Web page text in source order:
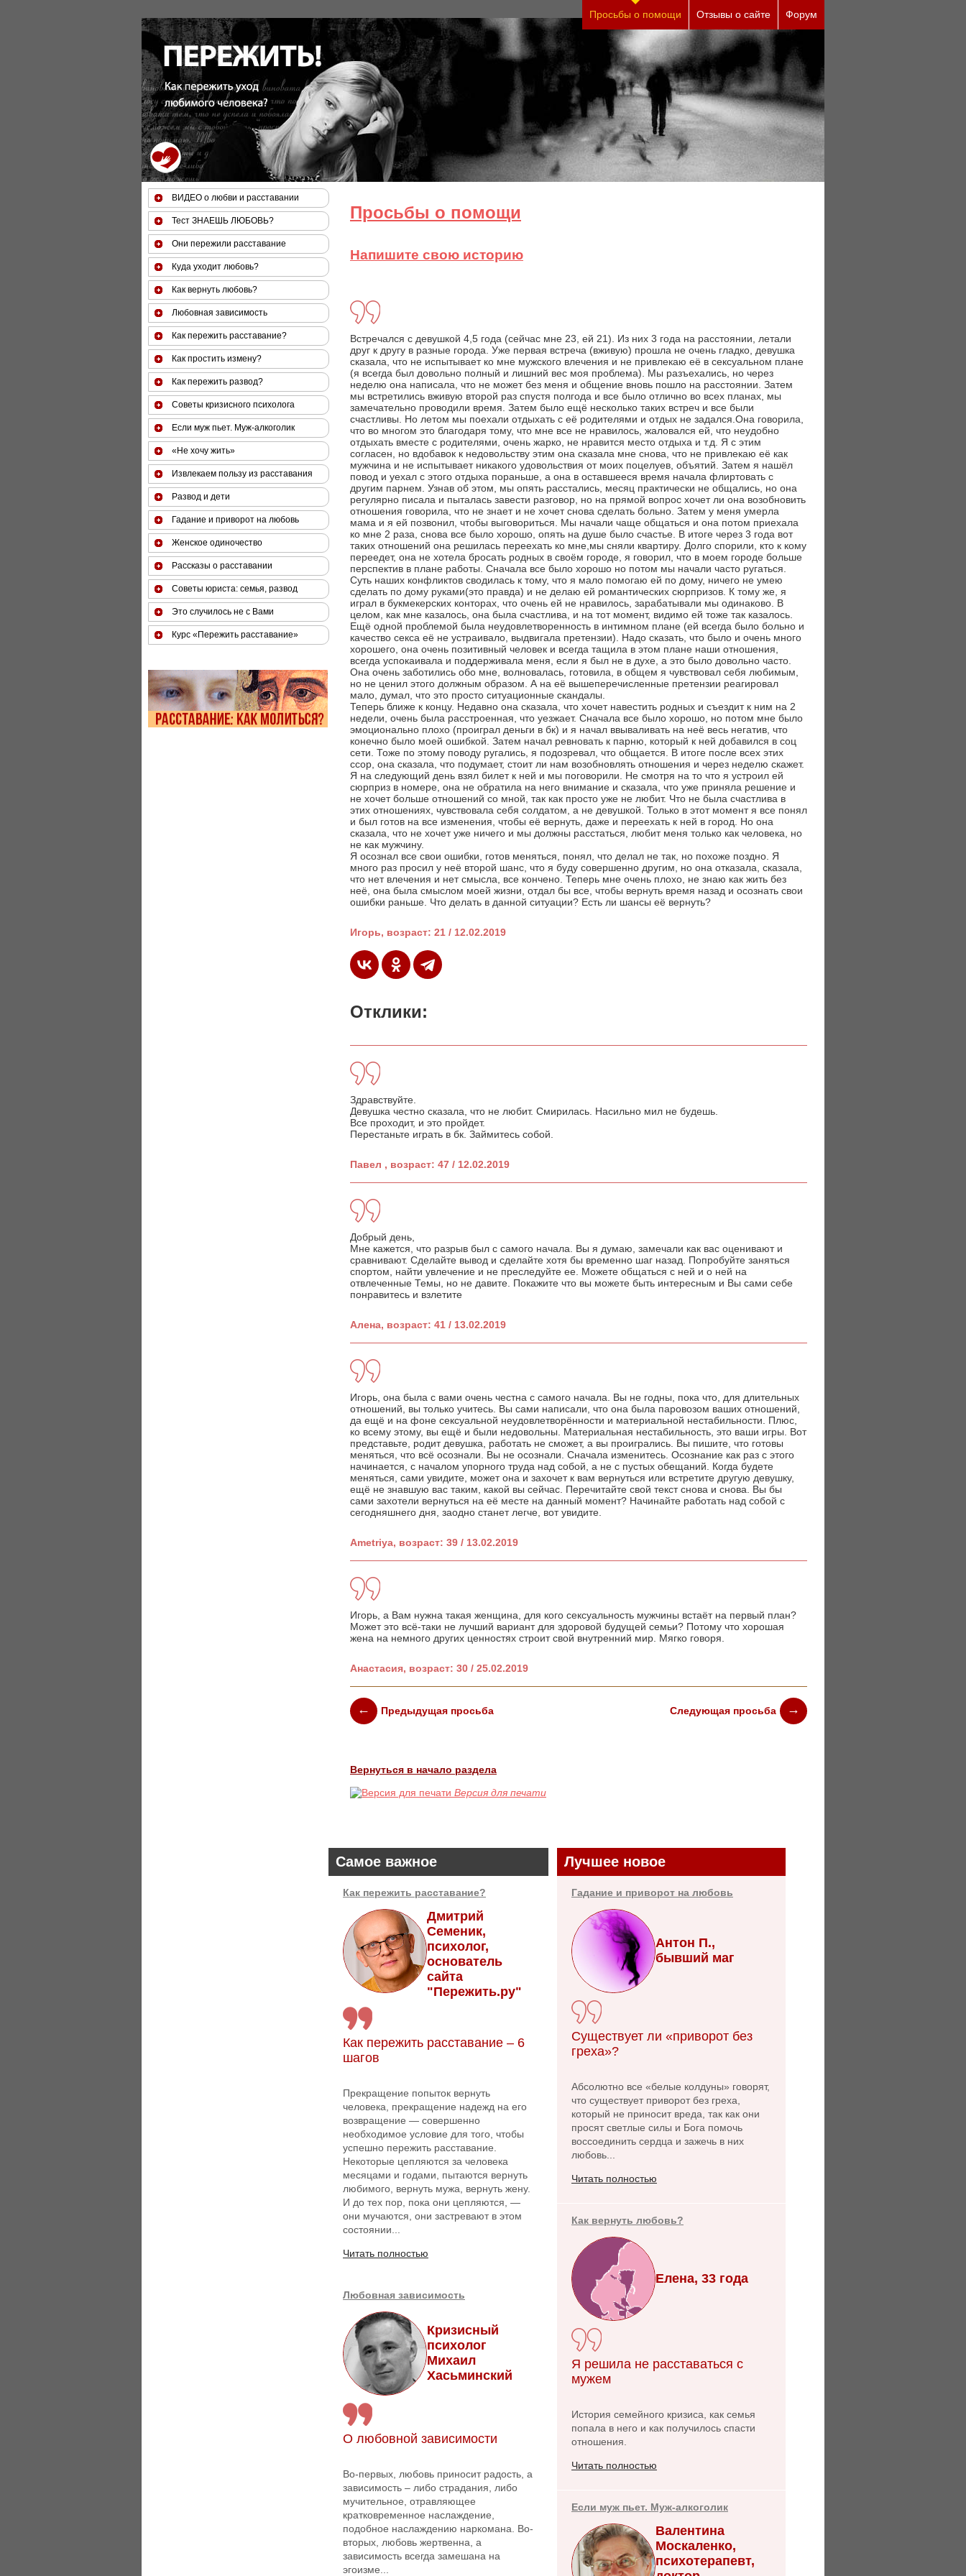
За 50 минут Вы можете оценить тяжесть своего состояния и его психологические причины (бесплатно)
Просьбы о помощи Отзывы о сайте Форум
Просьбы о помощи
Напишите свою историю
Встречался с девушкой 4,5 года (сейчас мне 23, ей 21). Из них 3 года на расстоянии, летали
друг к другу в разные города. Уже первая встреча (вживую) прошла не очень гладко, девушка
сказала, что не испытывает ко мне мужского влечения и не привлекаю её в сексуальном плане
(я всегда был довольно полный и лишний вес моя проблема). Мы разъехались, но через
неделю она написала, что не может без меня и общение вновь пошло на расстоянии. Затем
мы встретились вживую второй раз спустя полгода и все было отлично во всех планах, мы
замечательно проводили время. Затем было ещё несколько таких встреч и все были
счастливы. Но летом мы поехали отдыхать с её родителями и отдых не задался.Она говорила,
что во многом это благодаря тому, что мне все не нравилось, жаловался ей, что неудобно
отдыхать вместе с родителями, очень жарко, не нравится место отдыха и т.д. Я с этим
согласен, но вдобавок к недовольству этим она сказала мне снова, что не привлекаю её как
мужчина и не испытывает никакого удовольствия от моих поцелуев, объятий. Затем я нашёл
повод и уехал с этого отдыха пораньше, а она в оставшееся время начала флиртовать с
другим парнем. Узнав об этом, мы опять расстались, месяц практически не общались, но она
регулярно писала и пыталась завести разговор, но на прямой вопрос хочет ли она возобновить
отношения говорила, что не знает и не хочет снова сделать больно. Затем у меня умерла
мама и я ей позвонил, чтобы выговориться. Мы начали чаще общаться и она потом приехала
ко мне 2 раза, снова все было хорошо, опять на душе было счастье. В итоге через 3 года вот
таких отношений она решилась переехать ко мне,мы сняли квартиру. Долго спорили, кто к кому
переедет, она не хотела бросать родных в своём городе, я говорил, что в моем городе больше
перспектив в плане работы. Сначала все было хорошо но потом мы начали часто ругаться.
Суть наших конфликтов сводилась к тому, что я мало помогаю ей по дому, ничего не умею
сделать по дому руками(это правда) и не делаю ей романтических сюрпризов. К тому же, я
играл в букмекерских конторах, что очень ей не нравилось, зарабатывали мы одинаково. В
целом, как мне казалось, она была счастлива, и на тот момент, видимо ей тоже так казалось.
Ещё одной проблемой была неудовлетворенность в интимном плане (ей всегда было больно и
качество секса её не устраивало, выдвигала претензии). Надо сказать, что было и очень много
хорошего, она очень позитивный человек и всегда тащила в этом плане наши отношения,
всегда успокаивала и поддерживала меня, если я был не в духе, а это было довольно часто.
Она очень заботились обо мне, волновалась, готовила, в общем я чувствовал себя любимым,
но не ценил этого должным образом. А на её вышеперечисленные претензии реагировал
мало, думал, что это просто ситуационные скандалы.
Теперь ближе к концу. Недавно она сказала, что хочет навестить родных и съездит к ним на 2
недели, очень была расстроенная, что уезжает. Сначала все было хорошо, но потом мне было
эмоционально плохо (проиграл деньги в бк) и я начал ввываливать на неё весь негатив, что
конечно было моей ошибкой. Затем начал ревновать к парню, который к ней добавился в соц
сети. Тоже по этому поводу ругались, я подозревал, что общается. В итоге после всех этих
ссор, она сказала, что подумает, стоит ли нам возобновлять отношения и через неделю скажет.
Я на следующий день взял билет к ней и мы поговорили. Не смотря на то что я устроил ей
сюрприз в номере, она не обратила на него внимание и сказала, что уже приняла решение и
не хочет больше отношений со мной, так как просто уже не любит. Что не была счастлива в
этих отношениях, чувствовала себя солдатом, а не девушкой. Только в этот момент я все понял
и был готов на все изменения, чтобы её вернуть, даже и переехать к ней в город. Но она
сказала, что не хочет уже ничего и мы должны расстаться, любит меня только как человека, но
не как мужчину.
Я осознал все свои ошибки, готов меняться, понял, что делал не так, но похоже поздно. Я
много раз просил у неё второй шанс, что я буду совершенно другим, но она отказала, сказала,
что нет влечения и нет смысла, все кончено. Теперь мне очень плохо, не знаю как жить без
неё, она была смыслом моей жизни, отдал бы все, чтобы вернуть время назад и осознать свои
ошибки раньше. Что делать в данной ситуации? Есть ли шансы её вернуть?
Игорь, возраст: 21 / 12.02.2019
Отклики:
Здравствуйте.
Девушка честно сказала, что не любит. Смирилась. Насильно мил не будешь.
Все проходит, и это пройдет.
Перестаньте играть в бк. Займитесь собой.
Павел , возраст: 47 / 12.02.2019
Добрый день,
Мне кажется, что разрыв был с самого начала. Вы я думаю, замечали как вас оценивают и
сравнивают. Сделайте вывод и сделайте хотя бы временно шаг назад. Попробуйте заняться
спортом, найти увлечение и не преследуйте ее. Можете общаться с ней и о ней на
отвлеченные Темы, но не давите. Покажите что вы можете быть интересным и Вы сами себе
понравитесь и взлетите
Алена, возраст: 41 / 13.02.2019
Игорь, она была с вами очень честна с самого начала. Вы не годны, пока что, для длительных
отношений, вы только учитесь. Вы сами написали, что она была паровозом ваших отношений,
да ещё и на фоне сексуальной неудовлетворённости и материальной нестабильности. Плюс,
ко всему этому, вы ещё и были недовольны. Материальная нестабильность, это ваши игры. Вот
представьте, родит девушка, работать не сможет, а вы проигрались. Вы пишите, что готовы
меняться, что всё осознали. Вы не осознали. Сначала изменитесь. Осознание как раз с этого
начинается, с началом упорного труда над собой, а не с пустых обещаний. Когда будете
меняться, сами увидите, может она и захочет к вам вернуться или встретите другую девушку,
ещё не знавшую вас таким, какой вы сейчас. Перечитайте свой текст снова и снова. Вы бы
сами захотели вернуться на её месте на данный момент? Начинайте работать над собой с
сегодняшнего дня, заодно станет легче, вот увидите.
Ametriya, возраст: 39 / 13.02.2019
Игорь, а Вам нужна такая женщина, для кого сексуальность мужчины встаёт на первый план?
Может это всё-таки не лучший вариант для здоровой будущей семьи? Потому что хорошая
жена на немного других ценностях строит свой внутренний мир. Мягко говоря.
Анастасия, возраст: 30 / 25.02.2019
Предыдущая просьба Следующая просьба
Вернуться в начало раздела
Версия для печати
Самое важное
Как пережить расставание?
Дмитрий
Семеник,
психолог,
основатель
сайта
"Пережить.ру"
Как пережить расставание – 6
шагов
Прекращение попыток вернуть
человека, прекращение надежд на его
возвращение — совершенно
необходимое условие для того, чтобы
успешно пережить расставание.
Некоторые цепляются за человека
месяцами и годами, пытаются вернуть
любимого, вернуть мужа, вернуть жену.
И до тех пор, пока они цепляются, —
они мучаются, они застревают в этом
состоянии...
Читать полностью
Любовная зависимость
Кризисный
психолог
Михаил
Хасьминский
О любовной зависимости
Во-первых, любовь приносит радость, а
зависимость – либо страдания, либо
мучительное, отравляющее
кратковременное наслаждение,
подобное наслаждению наркомана. Во-
вторых, любовь жертвенна, а
зависимость всегда замешана на
эгоизме...
Лучшее новое
Гадание и приворот на любовь
Антон П.,
бывший маг
Существует ли «приворот без
греха»?
Абсолютно все «белые колдуны» говорят,
что существует приворот без греха,
который не приносит вреда, так как они
просят светлые силы и Бога помочь
воссоединить сердца и зажечь в них
любовь...
Читать полностью
Как вернуть любовь?
Елена, 33 года
Я решила не расставаться с
мужем
История семейного кризиса, как семья
попала в него и как получилось спасти
отношения.
Читать полностью
Если муж пьет. Муж-алкоголик
Валентина
Москаленко,
психотерапевт,
ВИДЕО о любви и расставании
Тест ЗНАЕШЬ ЛЮБОВЬ?
Они пережили расставание
Куда уходит любовь?
Как вернуть любовь?
Любовная зависимость
Как пережить расставание?
Как простить измену?
Как пережить развод?
Советы кризисного психолога
Если муж пьет. Муж-алкоголик
«Не хочу жить»
Извлекаем пользу из расставания
Развод и дети
Гадание и приворот на любовь
Женское одиночество
Рассказы о расставании
Советы юриста: семья, развод
Это случилось не с Вами
Курс «Пережить расставание»